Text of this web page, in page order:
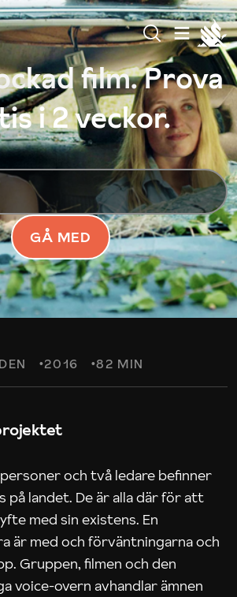
film. Prova
i 2 veckor.
GÅ MED
2016 82 MIN
och två ledare befinner
landet. De är alla där för att
med sin existens. En
är med och förväntningarna och
Gruppen, filmen och den
voice-overn avhandlar ämnen